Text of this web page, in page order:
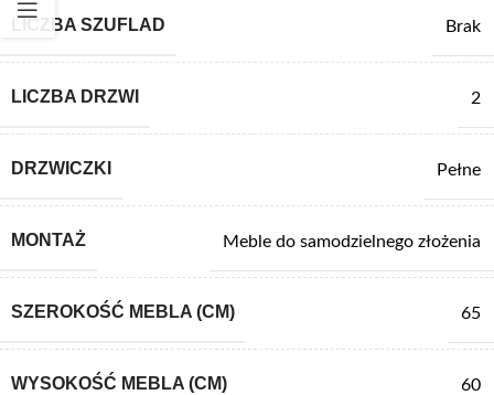
LICZBA SZUFLAD Brak
LICZBA DRZWI 2
DRZWICZKI Pełne
MONTAŻ Meble do samodzielnego złożenia
SZEROKOŚĆ MEBLA (CM) 65
WYSOKOŚĆ MEBLA (CM) 60